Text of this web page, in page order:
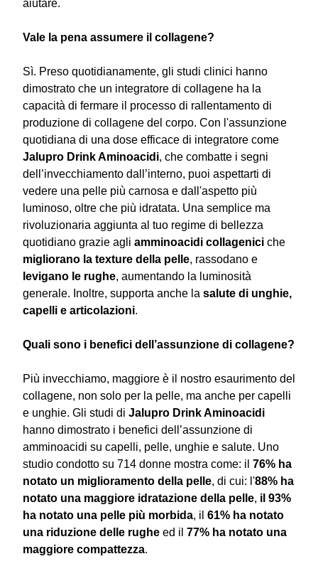
aiutare.
Vale la pena assumere il collagene?
Sì. Preso quotidianamente, gli studi clinici hanno
dimostrato che un integratore di collagene ha la
capacità di fermare il processo di rallentamento di
produzione di collagene del corpo. Con l'assunzione
quotidiana di una dose efficace di integratore come
Jalupro Drink Aminoacidi, che combatte i segni
dell’invecchiamento dall’interno, puoi aspettarti di
vedere una pelle più carnosa e dall'aspetto più
luminoso, oltre che più idratata. Una semplice ma
rivoluzionaria aggiunta al tuo regime di bellezza
quotidiano grazie agli amminoacidi collagenici che
migliorano la texture della pelle, rassodano e
levigano le rughe, aumentando la luminosità
generale. Inoltre, supporta anche la salute di unghie,
capelli e articolazioni.
Quali sono i benefici dell’assunzione di collagene?
Più invecchiamo, maggiore è il nostro esaurimento del
collagene, non solo per la pelle, ma anche per capelli
e unghie. Gli studi di Jalupro Drink Aminoacidi
hanno dimostrato i benefici dell’assunzione di
amminoacidi su capelli, pelle, unghie e salute. Uno
studio condotto su 714 donne mostra come: il 76% ha
notato un miglioramento della pelle, di cui: l'88% ha
notato una maggiore idratazione della pelle, il 93%
ha notato una pelle più morbida, il 61% ha notato
una riduzione delle rughe ed il 77% ha notato una
maggiore compattezza.